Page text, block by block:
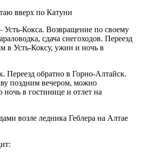
Усть-Кокса. Возвращение по своему
сдача снегоходов. Переезд
в Усть-Коксу, ужин и ночь в
Переезд обратно в Горно-Алтайск.
поздним вечером, можно
ночь в гостинице и отлет на